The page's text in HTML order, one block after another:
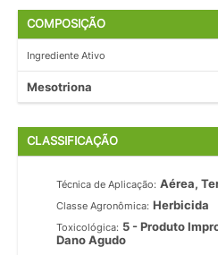
COMPOSIÇÃO
Ingrediente Ativo
Mesotriona
CLASSIFICAÇÃO
Técnica de Aplicação: Aérea,
Classe Agronômica: Herbicida
Toxicológica: 5 - Produto
Dano Agudo